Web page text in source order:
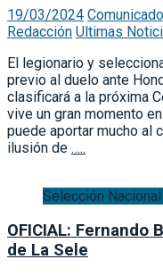
19/03/2024
Redacción Ultimas
El legionario y
previo al duelo ante
clasificará a la próxima
vive un gran momento
puede aportar mucho al
ilusión de …..
Selección Nacional
OFICIAL:
de La Sele